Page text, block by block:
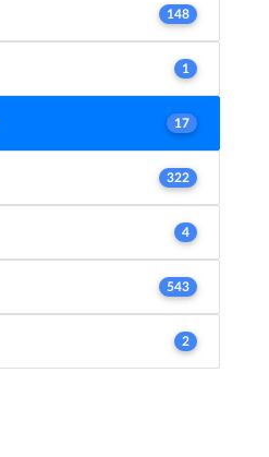
148
1
17
322
4
543
2